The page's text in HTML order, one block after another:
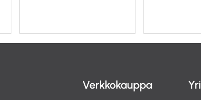
Verkkokauppa